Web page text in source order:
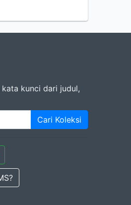
kunci dari judul,
Cari Koleksi